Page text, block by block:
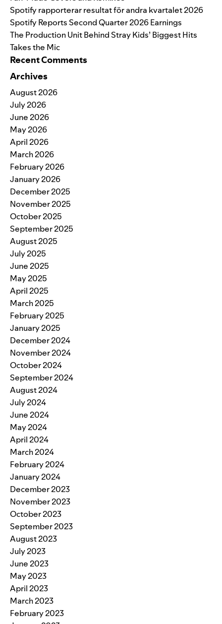
Spotify rapporterar resultat för andra kvartalet 2026
Spotify Reports Second Quarter 2026 Earnings
The Production Unit Behind Stray Kids’ Biggest Hits
Takes the Mic
Recent Comments
Archives
August 2026
July 2026
June 2026
May 2026
April 2026
March 2026
February 2026
January 2026
December 2025
November 2025
October 2025
September 2025
August 2025
July 2025
June 2025
May 2025
April 2025
March 2025
February 2025
January 2025
December 2024
November 2024
October 2024
September 2024
August 2024
July 2024
June 2024
May 2024
April 2024
March 2024
February 2024
January 2024
December 2023
November 2023
October 2023
September 2023
August 2023
July 2023
June 2023
May 2023
April 2023
March 2023
February 2023